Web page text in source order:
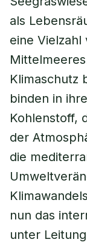
als
eine Vielzahl
Klimaschutz
binden in
Kohlenstoff,
der
die
nun das
unter